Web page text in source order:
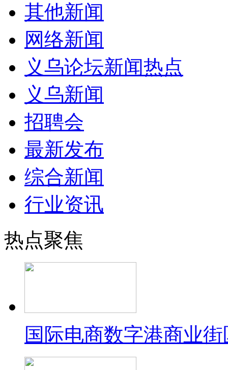
其他新闻
网络新闻
义乌论坛新闻热点
义乌新闻
招聘会
最新发布
综合新闻
行业资讯
热点聚焦
国际电商数字港商业